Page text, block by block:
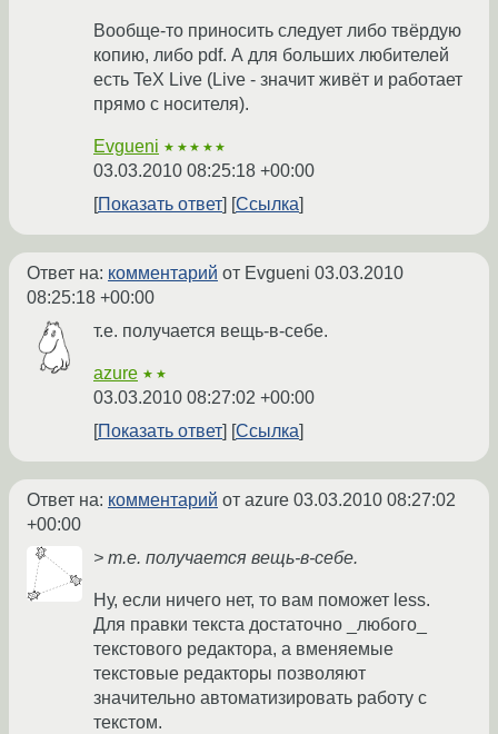
Вообще-то приносить следует либо твёрдую
копию, либо pdf. А для больших любителей
есть TeX Live (Live - значит живёт и работает
прямо с носителя).
Evgueni ★★★★★
03.03.2010 08:25:18 +00:00
Показать ответ
Ссылка
Ответ на: комментарий от Evgueni 03.03.2010
08:25:18 +00:00
т.е. получается вещь-в-себе.
azure ★★
03.03.2010 08:27:02 +00:00
Показать ответ
Ссылка
Ответ на: комментарий от azure 03.03.2010 08:27:02
+00:00
> т.е. получается вещь-в-себе.
Ну, если ничего нет, то вам поможет less.
Для правки текста достаточно _любого_
текстового редактора, а вменяемые
текстовые редакторы позволяют
значительно автоматизировать работу с
текстом.